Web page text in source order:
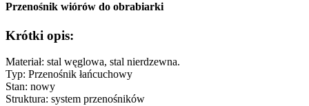
Przenośnik wiórów do obrabiarki
Krótki opis:
Materiał: stal węglowa, stal nierdzewna.
Typ: Przenośnik łańcuchowy
Stan: nowy
Struktura: system przenośników